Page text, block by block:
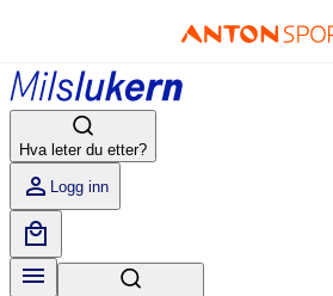
Hva leter du etter?
Logg inn